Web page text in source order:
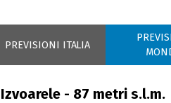
PREVISIONI ITALIA
Izvoarele - 87 metri s.l.m.